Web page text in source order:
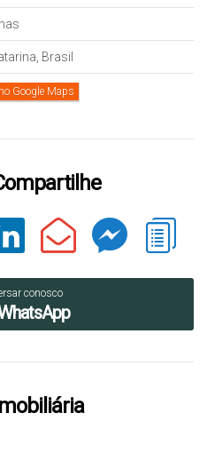
Brasil
Google Maps
conosco